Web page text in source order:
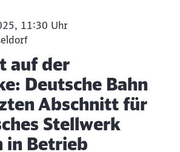
11:30 Uhr
auf der
Deutsche Bahn
Abschnitt für
Stellwerk
in Betrieb